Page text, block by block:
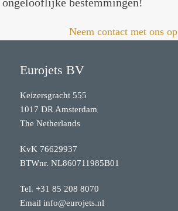
Neem contact met ons op
Eurojets BV
Keizersgracht 555
1017 DR Amsterdam
The Netherlands
KvK 76629937
BTWnr. NL860711985B01
Tel.+31 85 208 8070
Emailinfo@eurojets.nl